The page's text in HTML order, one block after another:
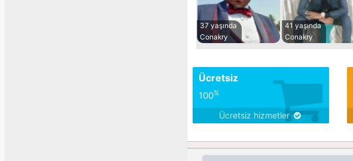
37 yaşında
Conakry
41 yaşında
Conakry
Ücretsiz
100%
Ücretsiz hizmetler